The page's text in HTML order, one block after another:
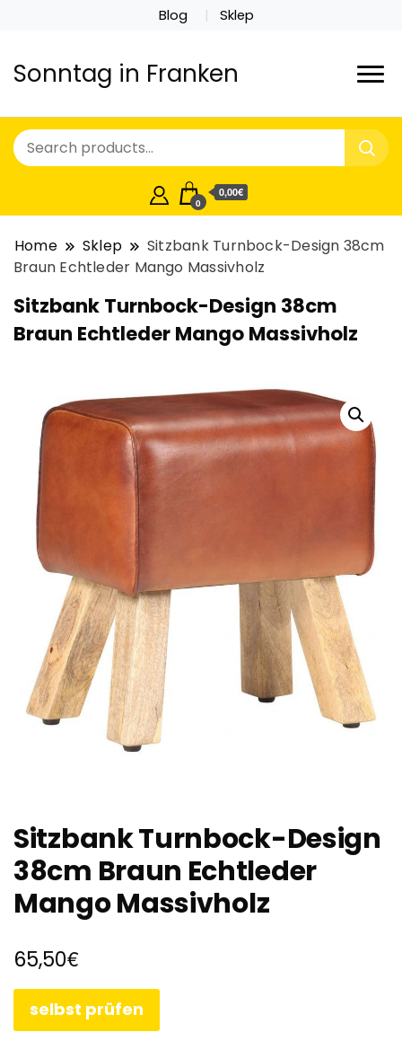
Blog Sklep
Sonntag in Franken
0
0,00€
Home Sklep
Sitzbank Turnbock-Design 38cm
Braun Echtleder Mango Massivholz
Sitzbank Turnbock-Design 38cm
Braun Echtleder Mango Massivholz
Sitzbank Turnbock-Design
38cm Braun Echtleder
Mango Massivholz
65,50€
selbst prüfen